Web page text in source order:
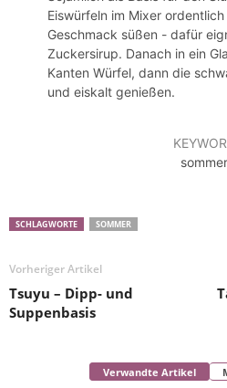
Eiswürfeln im Mixer
Geschmack süßen - dafür
Zuckersirup. Danach in ein
Kanten Würfel, dann die
und eiskalt genießen.
sommer
SCHLAGWORTE SOMMER
Vorheriger Artikel
Tsuyu – Dipp- und
Suppenbasis
Verwandte Artikel